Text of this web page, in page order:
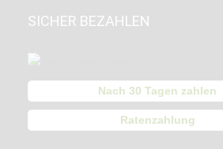
SICHER BEZAHLEN
Nach 30 Tagen zahlen
Ratenzahlung